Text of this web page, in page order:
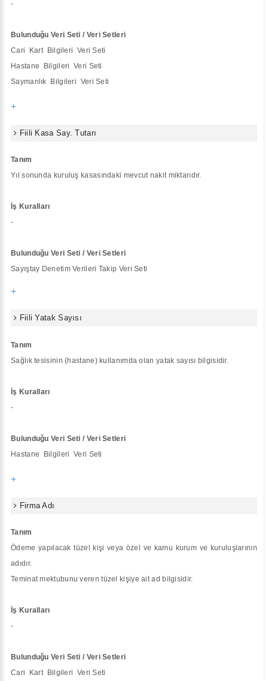
-
Bulunduğu Veri Seti / Veri Setleri
Cari Kart Bilgileri Veri Seti
Hastane Bilgileri Veri Seti
Saymanlık Bilgileri Veri Seti
+
Fiili Kasa Say. Tutarı
Tanım
Yıl sonunda kuruluş kasasındaki mevcut nakit miktarıdır.
İş Kuralları
-
Bulunduğu Veri Seti / Veri Setleri
Sayıştay Denetim Verileri Takip Veri Seti
+
Fiili Yatak Sayısı
Tanım
Sağlık tesisinin (hastane) kullanımda olan yatak sayısı bilgisidir.
İş Kuralları
-
Bulunduğu Veri Seti / Veri Setleri
Hastane Bilgileri Veri Seti
+
Firma Adı
Tanım
Ödeme yapılacak tüzel kişi veya özel ve kamu kurum ve kuruluşlarının
adıdır.
Teminat mektubunu veren tüzel kişiye ait ad bilgisidir.
İş Kuralları
-
Bulunduğu Veri Seti / Veri Setleri
Cari Kart Bilgileri Veri Seti